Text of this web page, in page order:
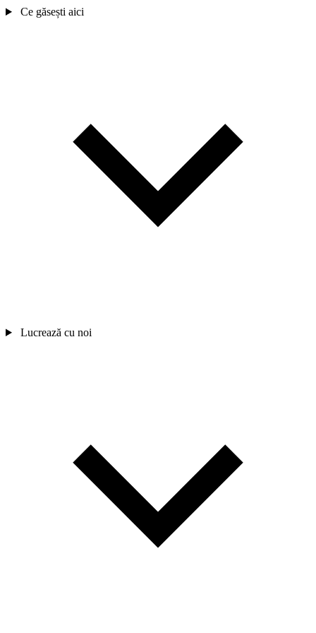
Ce găsești aici
Lucrează cu noi